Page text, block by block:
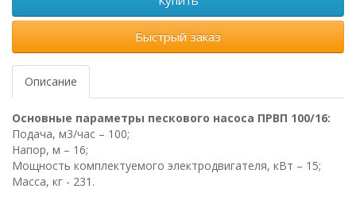
Быстрый заказ
Описание
Основные параметры пескового насоса ПРВП 100/16:
Подача, м3/час – 100;
Напор, м – 16;
Мощность комплектуемого электродвигателя, кВт – 15;
Масса, кг - 231.